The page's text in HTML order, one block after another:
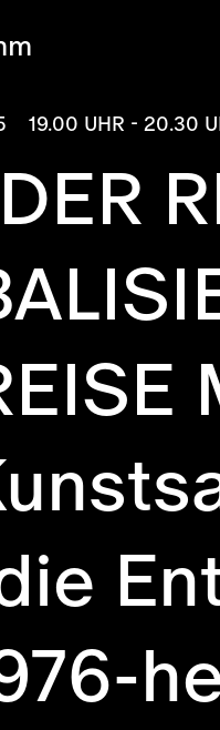
19.00 UHR - 20.30